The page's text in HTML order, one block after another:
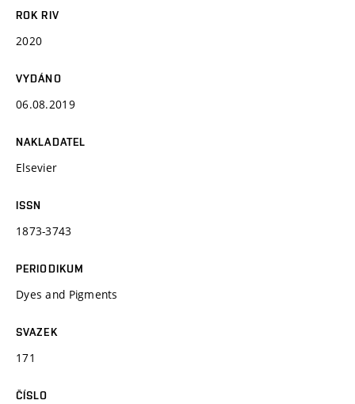
ROK RIV
2020
VYDÁNO
06.08.2019
NAKLADATEL
Elsevier
ISSN
1873-3743
PERIODIKUM
Dyes and Pigments
SVAZEK
171
ČÍSLO